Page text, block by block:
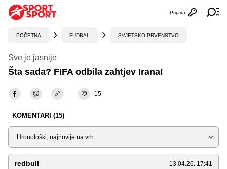
Otvori
Prijava
POČETNA FUDBAL SVJETSKO PRVENSTVO
Sve je jasnije
Šta sada? FIFA odbila zahtjev Irana!
15
KOMENTARI (15)
Sortiraj
redbull 13.04.26. 17:41